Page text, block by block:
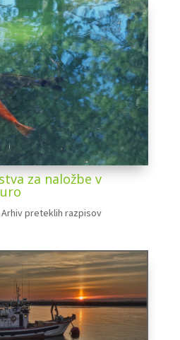
za naložbe v
Arhiv preteklih razpisov